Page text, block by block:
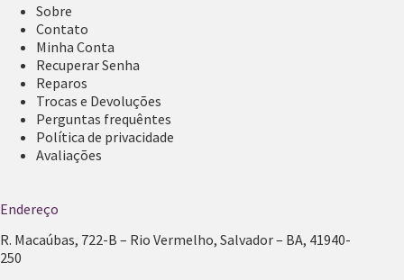
Sobre
Contato
Minha Conta
Recuperar Senha
Reparos
Trocas e Devoluções
Perguntas frequêntes
Política de privacidade
Avaliações
Endereço
R. Macaúbas, 722-B – Rio Vermelho, Salvador – BA, 41940-
250